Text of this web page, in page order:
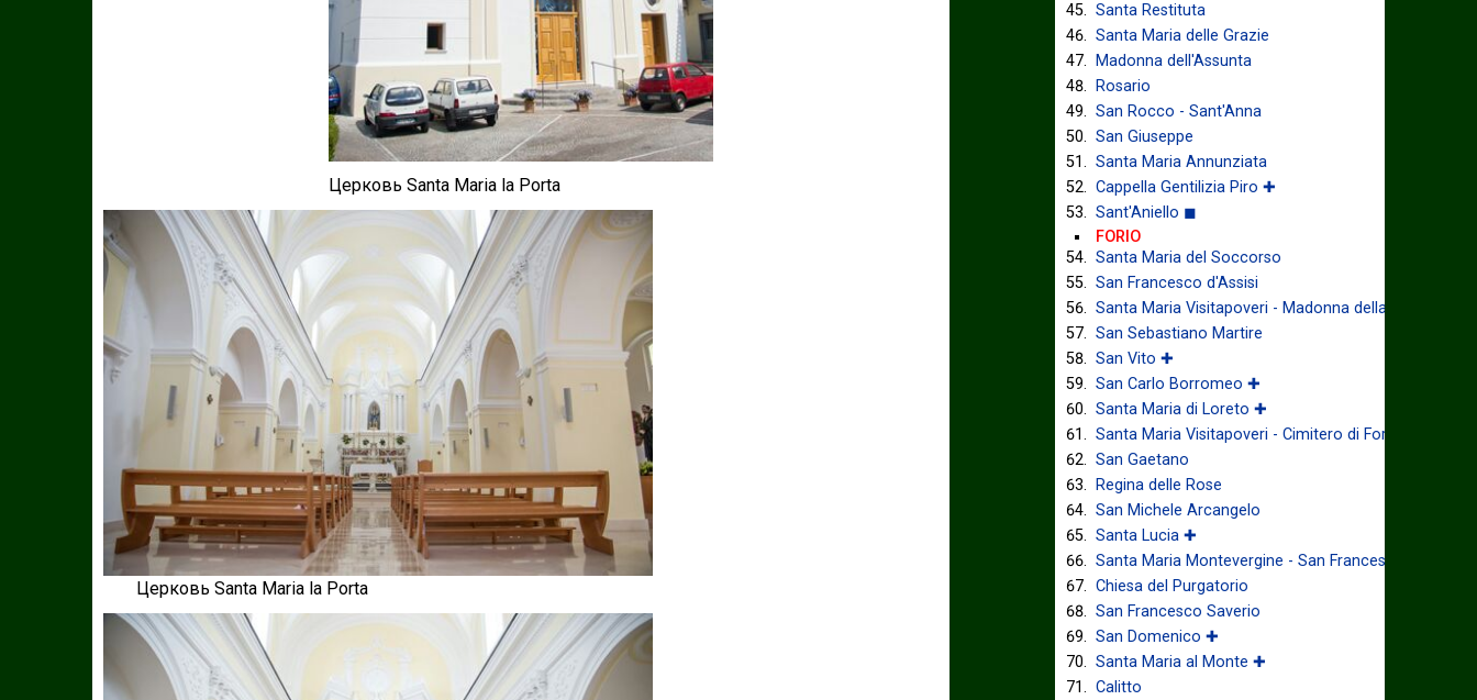
Церковь Santa Maria la Porta
Церковь Santa Maria la Porta
Santa Restituta
Santa Maria delle Grazie
Madonna dell'Assunta
Rosario
San Rocco - Sant'Anna
San Giuseppe
Santa Maria Annunziata
Cappella Gentilizia Piro ✚
Sant'Aniello ◼
FORIO
Santa Maria del Soccorso
San Francesco d'Assisi
Santa Maria Visitapoveri - Madonna della Grazia
San Sebastiano Martire
San Vito ✚
San Carlo Borromeo ✚
Santa Maria di Loreto ✚
Santa Maria Visitapoveri - Cimitero di Forio ◼
San Gaetano
Regina delle Rose
San Michele Arcangelo
Santa Lucia ✚
Santa Maria Montevergine - San Francesco di Paola
Chiesa del Purgatorio
San Francesco Saverio
San Domenico ✚
Santa Maria al Monte ✚
Calitto